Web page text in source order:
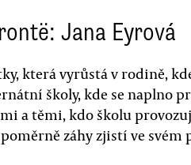
Jana Eyrová
která vyrůstá v rodině,
školy, kde se naplno
a těmi, kdo školu
poměrně záhy zjistí ve